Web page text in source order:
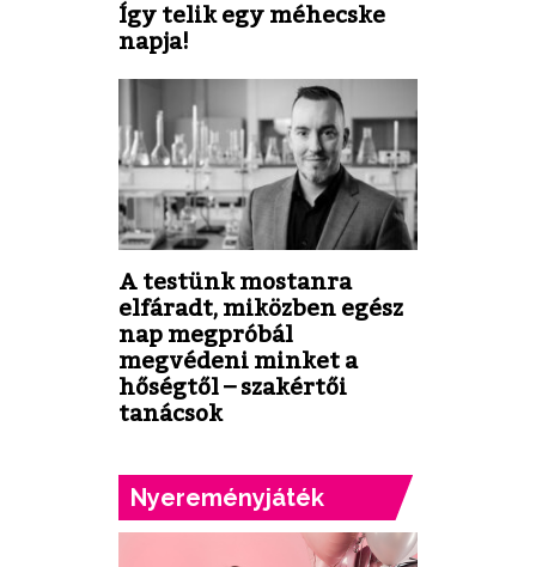
Így telik egy méhecske
napja!
A testünk mostanra
elfáradt, miközben egész
nap megpróbál
megvédeni minket a
hőségtől – szakértői
tanácsok
Nyereményjáték